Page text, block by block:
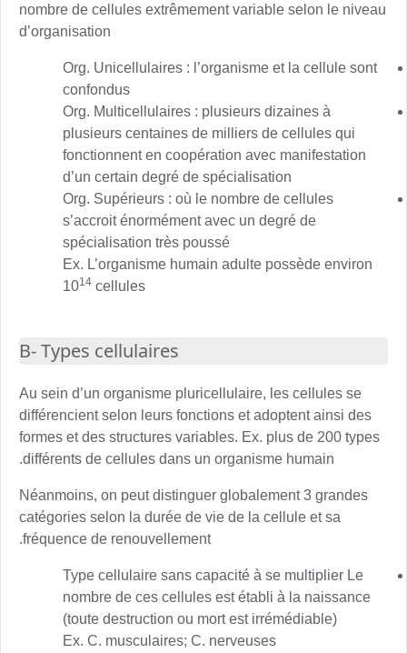
nombre de cellules extrêmement variable selon le niveau
d’organisation
Org. Unicellulaires : l’organisme et la cellule sont
confondus
Org. Multicellulaires : plusieurs dizaines à
plusieurs centaines de milliers de cellules qui
fonctionnent en coopération avec manifestation
d’un certain degré de spécialisation
Org. Supérieurs : où le nombre de cellules
s’accroit énormément avec un degré de
spécialisation très poussé
Ex. L’organisme humain adulte possède environ
1014 cellules
B- Types cellulaires
Au sein d’un organisme pluricellulaire, les cellules se
différencient selon leurs fonctions et adoptent ainsi des
formes et des structures variables. Ex. plus de 200 types
différents de cellules dans un organisme humain.
Néanmoins, on peut distinguer globalement 3 grandes
catégories selon la durée de vie de la cellule et sa
fréquence de renouvellement.
Type cellulaire sans capacité à se multiplier Le
nombre de ces cellules est établi à la naissance
(toute destruction ou mort est irrémédiable)
Ex. C. musculaires; C. nerveuses